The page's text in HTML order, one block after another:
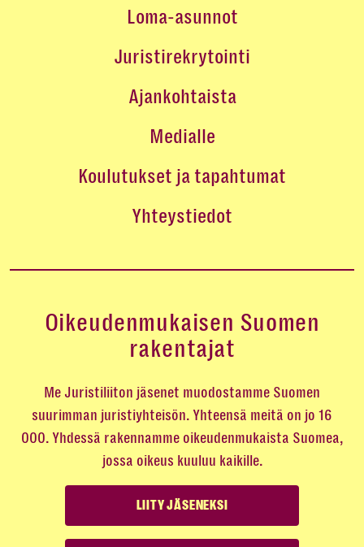
Loma-asunnot
Juristirekrytointi
Ajankohtaista
Medialle
Koulutukset ja tapahtumat
Yhteystiedot
Oikeudenmukaisen Suomen
rakentajat
Me Juristiliiton jäsenet muodostamme Suomen
suurimman juristiyhteisön. Yhteensä meitä on jo 16
000. Yhdessä rakennamme oikeudenmukaista Suomea,
jossa oikeus kuuluu kaikille.
LIITY JÄSENEKSI